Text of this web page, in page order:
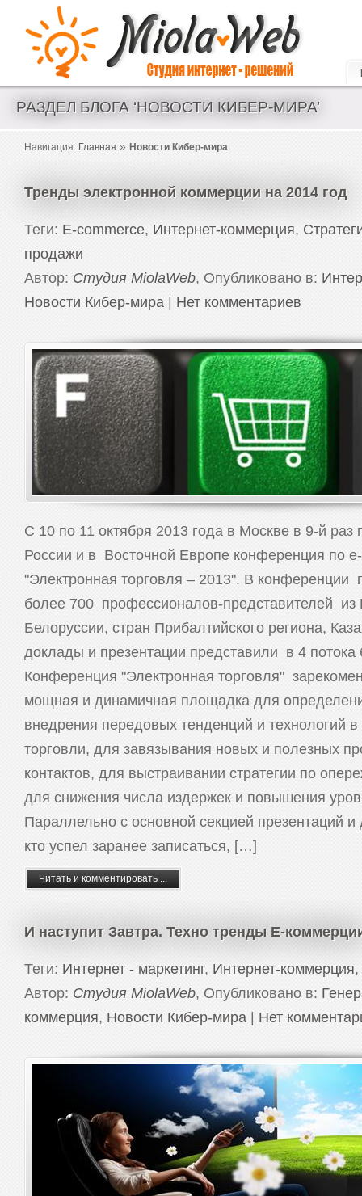
Создание сайтов и интернет магазинов. Аудит и seo оптимизация.
РАЗДЕЛ БЛОГА ‘НОВОСТИ КИБЕР-МИРА’
Навигация: Главная » Новости Кибер-мира
Тренды электронной коммерции на 2014 год
Теги: E-commerce, Интернет-коммерция,
продажи
Автор: Студия MiolaWeb, Опубликовано в:
Новости Кибер-мира
Нет комментариев
С 10 по 11 октября 2013 года в Москве в 9-й
России и в Восточной Европе конференция по
"Электронная торговля – 2013". В конференции
более 700 профессионалов-представителей
Белоруссии, стран Прибалтийского региона,
доклады и презентации представили в 4 потока
Конференция "Электронная торговля"
мощная и динамичная площадка для
внедрения передовых тенденций и технологий
торговли, для завязывания новых и полезных
контактов, для выстраивании стратегии по
для снижения числа издержек и повышения
Параллельно с основной секцией презентаций
кто успел заранее записаться, […]
Читать и комментировать ...
И наступит Завтра. Техно тренды Е-
Теги: Интернет - маркетинг, Интернет-коммерция,
Автор: Студия MiolaWeb, Опубликовано в:
коммерция, Новости Кибер-мира Нет